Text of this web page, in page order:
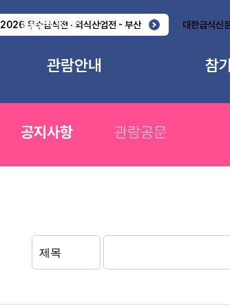
2026 우수급식전 · 외식산업전 - 부산 대한급식신
관람안내
관람신청
참
출품업체 로그인
공지사항 관람공문